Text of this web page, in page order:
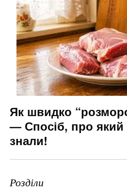
Як швидко
— Спосіб, про який
знали!
Розділи